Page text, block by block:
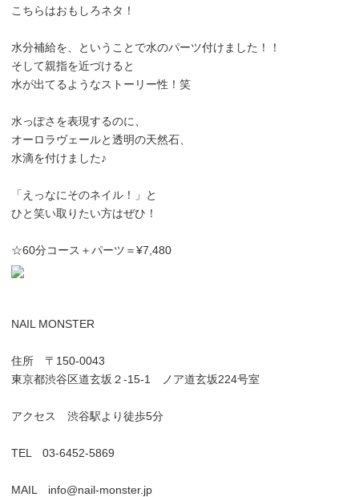
こちらはおもしろネタ！
水分補給を、ということで水のパーツ付けました！！
そして親指を近づけると
水が出てるようなストーリー性！笑
水っぽさを表現するのに、
オーロラヴェールと透明の天然石、
水滴を付けました♪
「えっなにそのネイル！」と
ひと笑い取りたい方はぜひ！
☆60分コース＋パーツ＝¥7,480
NAIL MONSTER
住所 〒150-0043
東京都渋谷区道玄坂２-15-1 ノア道玄坂224号室
アクセス 渋谷駅より徒歩5分
TEL 03-6452-5869
MAIL info@nail-monster.jp